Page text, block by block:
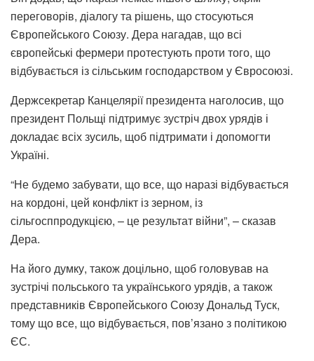
переговорів, діалогу та рішень, що стосуються
Європейського Союзу. Дера нагадав, що всі
європейські фермери протестують проти того, що
відбувається із сільським господарством у Євросоюзі.
Держсекретар Канцелярії президента наголосив, що
президент Польщі підтримує зустріч двох урядів і
докладає всіх зусиль, щоб підтримати і допомогти
Україні.
“Не будемо забувати, що все, що наразі відбувається
на кордоні, цей конфлікт із зерном, із
сільгосппродукцією, – це результат війни”, – сказав
Дера.
На його думку, також доцільно, щоб головував на
зустрічі польського та українського урядів, а також
представників Європейського Союзу Дональд Туск,
тому що все, що відбувається, пов’язано з політикою
ЄС.